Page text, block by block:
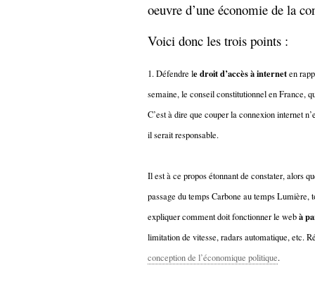
oeuvre d’une économie de la
Voici donc les trois points :
1. Défendre le droit d’accès à interneten
semaine, le conseil constitutionnel en France,
C’est à dire que couper la connexion internet
il serait responsable.
Il est à ce propos étonnant de constater, alors
passage du temps Carbone au temps Lumière,
expliquer comment doit fonctionner le webà
limitation de vitesse, radars automatique, etc.
conception de l’économique politique.